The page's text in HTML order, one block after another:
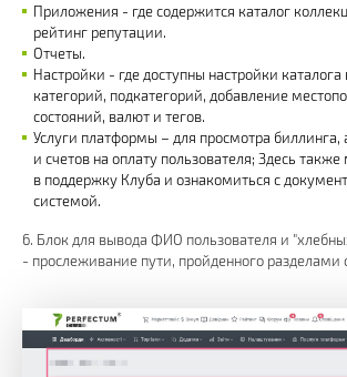
Приложения - где содержится каталог
рейтинг репутации.
Отчеты.
Настройки - где доступны настройки
категорий, подкатегорий, добавление
состояний, валют и тегов.
Услуги платформы – для просмотра биллинга,
и счетов на оплату пользователя; Здесь
в поддержку Клуба и ознакомиться с
системой.
6. Блок для вывода ФИО пользователя и
- прослеживание пути, пройденного разделами